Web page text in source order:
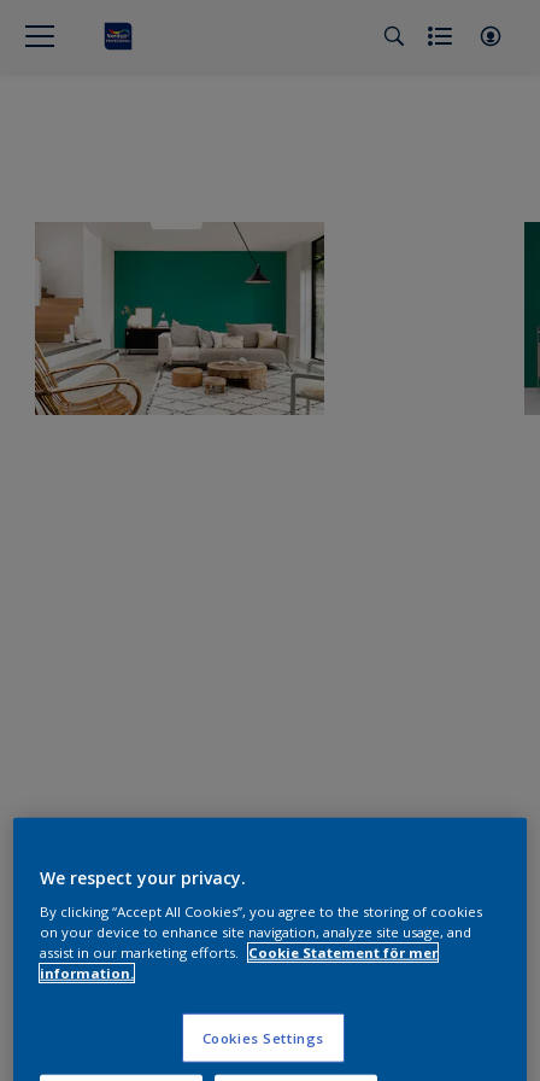
We respect your privacy.
By clicking “Accept All Cookies”, you agree to the storing of cookies
on your device to enhance site navigation, analyze site usage, and
assist in our marketing efforts.
Cookie Statement för mer
information.
Cookies Settings